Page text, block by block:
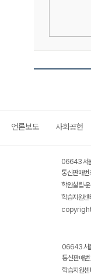
언론보도 사회공헌
06643 서
통신판매
학원설립·
학습지원
06643 서
통신판매
학습지원